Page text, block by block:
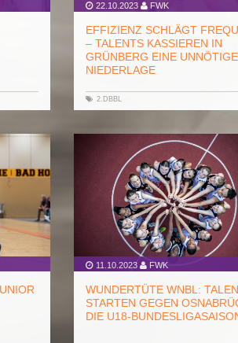
22.10.2023 FWK
EFFIZIENZ SCHLÄGT
– TALENTS KASSIEREN IN
GRÜNBERG EINE UNNÖTIGE
NIEDERLAGE
2.DBBL
P
11.10.2023 FWK
WUNDERTÜTE WNBL:
STARTEN GEGEN
DIE U18-